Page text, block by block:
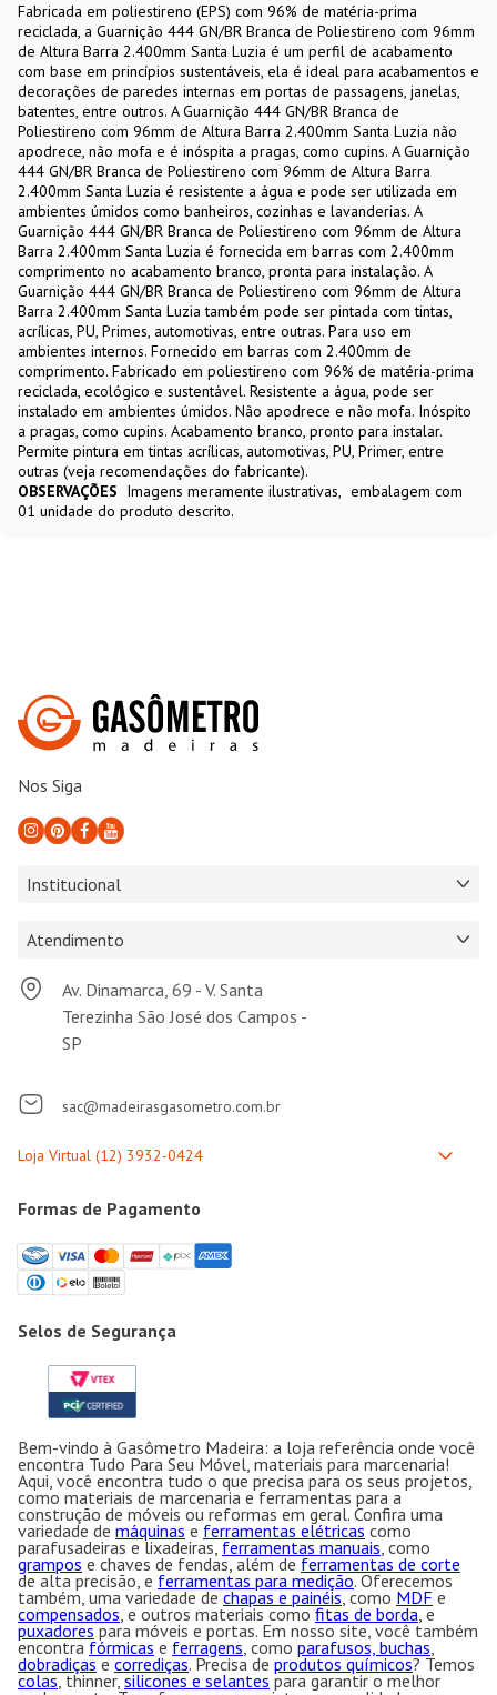
Fabricada em poliestireno (EPS) com 96% de matéria-prima
reciclada, a Guarnição 444 GN/BR Branca de Poliestireno com 96mm
de Altura Barra 2.400mm Santa Luzia é um perfil de acabamento
com base em princípios sustentáveis, ela é ideal para acabamentos e
decorações de paredes internas em portas de passagens, janelas,
batentes, entre outros. A Guarnição 444 GN/BR Branca de
Poliestireno com 96mm de Altura Barra 2.400mm Santa Luzia não
apodrece, não mofa e é inóspita a pragas, como cupins. A Guarnição
444 GN/BR Branca de Poliestireno com 96mm de Altura Barra
2.400mm Santa Luzia é resistente a água e pode ser utilizada em
ambientes úmidos como banheiros, cozinhas e lavanderias. A
Guarnição 444 GN/BR Branca de Poliestireno com 96mm de Altura
Barra 2.400mm Santa Luzia é fornecida em barras com 2.400mm
comprimento no acabamento branco, pronta para instalação. A
Guarnição 444 GN/BR Branca de Poliestireno com 96mm de Altura
Barra 2.400mm Santa Luzia também pode ser pintada com tintas,
acrílicas, PU, Primes, automotivas, entre outras. Para uso em
ambientes internos. Fornecido em barras com 2.400mm de
comprimento. Fabricado em poliestireno com 96% de matéria-prima
reciclada, ecológico e sustentável. Resistente a água, pode ser
instalado em ambientes úmidos. Não apodrece e não mofa. Inóspito
a pragas, como cupins. Acabamento branco, pronto para instalar.
Permite pintura em tintas acrílicas, automotivas, PU, Primer, entre
outras (veja recomendações do fabricante).
OBSERVAÇÕES Imagens meramente ilustrativas
embalagem com
01 unidade do produto descrito.
Nos Siga
Institucional
Atendimento
Av. Dinamarca, 69 - V. Santa
Terezinha São José dos Campos -
SP
sac@madeirasgasometro.com.br
Formas de Pagamento
Selos de Segurança
Bem-vindo à Gasômetro Madeira: a loja referência onde você
encontra Tudo Para Seu Móvel, materiais para marcenaria!
Aqui, você encontra tudo o que precisa para os seus projetos,
como materiais de marcenaria e ferramentas para a
construção de móveis ou reformas em geral. Confira uma
variedade de máquinas e ferramentas elétricas como
parafusadeiras e lixadeiras, ferramentas manuais, como
grampos e chaves de fendas, além de ferramentas de corte
de alta precisão, e ferramentas para medição. Oferecemos
também, uma variedade de chapas e painéis, como MDF e
compensados, e outros materiais como fitas de borda, e
puxadores para móveis e portas. Em nosso site, você também
encontra fórmicas e ferragens, como parafusos, buchas,
dobradiças e corrediças. Precisa de produtos químicos? Temos
colas, thinner, silicones e selantes para garantir o melhor